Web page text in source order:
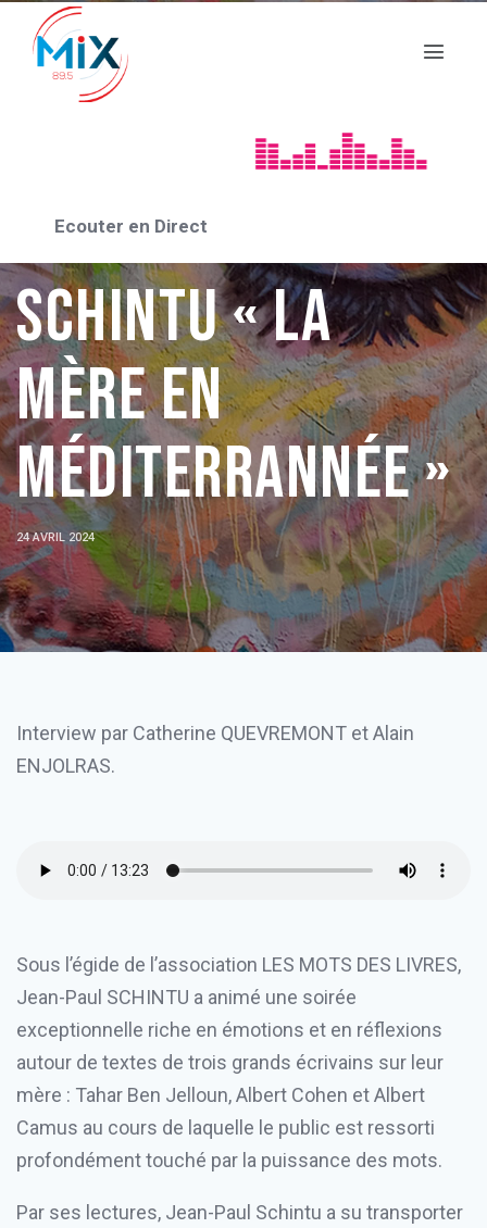
Ecouter en Direct
RENCONTRE AVEC 2024
« Rencontre Avec
» Jean-Paul
SCHINTU « La
mère en
méditerrannée »
24 AVRIL 2024
Interview par Catherine QUEVREMONT et Alain
ENJOLRAS.
Sous l’égide de l’association LES MOTS DES LIVRES,
Jean-Paul SCHINTU a animé une soirée
exceptionnelle riche en émotions et en réflexions
autour de textes de trois grands écrivains sur leur
mère : Tahar Ben Jelloun, Albert Cohen et Albert
Camus au cours de laquelle le public est ressorti
profondément touché par la puissance des mots.
Par ses lectures, Jean-Paul Schintu a su transporter